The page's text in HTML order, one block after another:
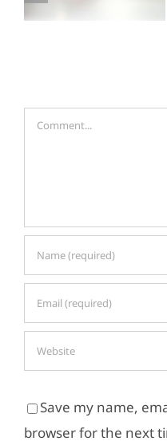
Comment
Save my name,
browser for the next